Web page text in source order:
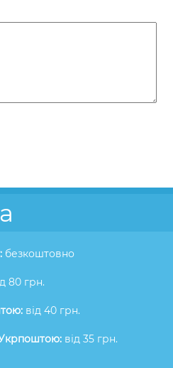
безкоштовно
80 грн.
від 40 грн.
Укрпоштою: від 35 грн.